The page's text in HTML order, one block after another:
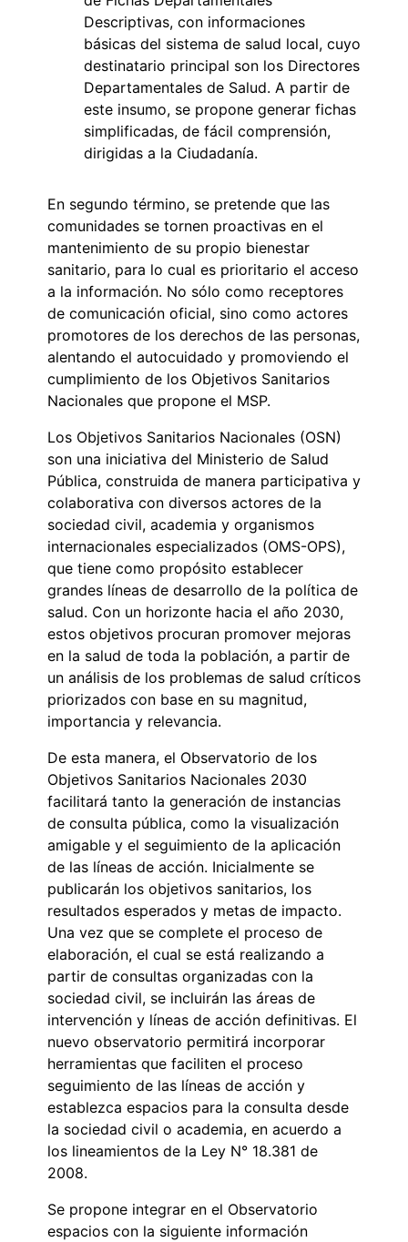
Descriptivas, con informaciones
básicas del sistema de salud local, cuyo
destinatario principal son los Directores
Departamentales de Salud. A partir de
este insumo, se propone generar fichas
simplificadas, de fácil comprensión,
dirigidas a la Ciudadanía.
En segundo término, se pretende que las
comunidades se tornen proactivas en el
mantenimiento de su propio bienestar
sanitario, para lo cual es prioritario el acceso
a la información. No sólo como receptores
de comunicación oficial, sino como actores
promotores de los derechos de las personas,
alentando el autocuidado y promoviendo el
cumplimiento de los Objetivos Sanitarios
Nacionales que propone el MSP.
Los Objetivos Sanitarios Nacionales (OSN)
son una iniciativa del Ministerio de Salud
Pública, construida de manera participativa y
colaborativa con diversos actores de la
sociedad civil, academia y organismos
internacionales especializados (OMS-OPS),
que tiene como propósito establecer
grandes líneas de desarrollo de la política de
salud. Con un horizonte hacia el año 2030,
estos objetivos procuran promover mejoras
en la salud de toda la población, a partir de
un análisis de los problemas de salud críticos
priorizados con base en su magnitud,
importancia y relevancia.
De esta manera, el Observatorio de los
Objetivos Sanitarios Nacionales 2030
facilitará tanto la generación de instancias
de consulta pública, como la visualización
amigable y el seguimiento de la aplicación
de las líneas de acción. Inicialmente se
publicarán los objetivos sanitarios, los
resultados esperados y metas de impacto.
Una vez que se complete el proceso de
elaboración, el cual se está realizando a
partir de consultas organizadas con la
sociedad civil, se incluirán las áreas de
intervención y líneas de acción definitivas. El
nuevo observatorio permitirá incorporar
herramientas que faciliten el proceso
seguimiento de las líneas de acción y
establezca espacios para la consulta desde
la sociedad civil o academia, en acuerdo a
los lineamientos de la Ley N° 18.381 de
2008.
Se propone integrar en el Observatorio
espacios con la siguiente información